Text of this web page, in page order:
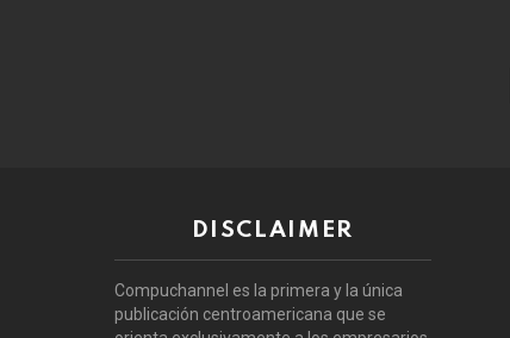
DISCLAIMER
Compuchannel es la primera y la única
publicación centroamericana que se